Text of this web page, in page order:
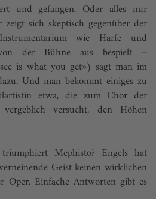
und gefangen. Oder alles nur
zeigt sich skeptisch gegenüber der
wie Harfe und
der Bühne aus bespielt –
is what you get») sagt man im
Und man bekommt einiges zu
etwa, die zum Chor der
versucht, den Höhen
Mephisto? Engels hat
Geist keinen wirklichen
Oper. Einfache Antworten gibt es